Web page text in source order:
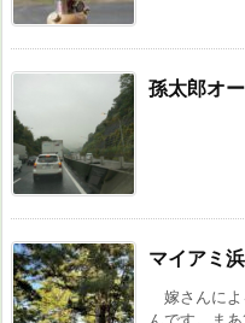
孫太郎オ
マイアミ
嫁さんによ
んです。ま